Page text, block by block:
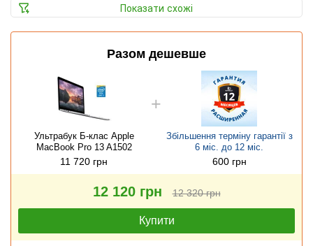
Показати схожі
Разом дешевше
Ультрабук Б-клас Apple
MacBook Pro 13 A1502
11 720 грн
Збільшення терміну гарантії з
6 міс. до 12 міс.
600 грн
12 120 грн 12 320 грн
Купити